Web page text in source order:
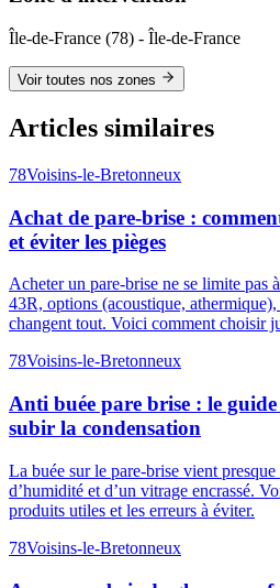
Île-de-France (78) - Île-de-France
Voir toutes nos zones
Articles similaires
78Voisins-le-Bretonneux
Achat de pare-brise :
et éviter les pièges
Acheter un pare-brise ne se limite pas
43R, options (acoustique,
changent tout. Voici comment choisir
78Voisins-le-Bretonneux
Anti buée pare brise : le
subir la condensation
La buée sur le pare-brise vient
d’humidité et d’un vitrage encrassé.
produits utiles et les erreurs à éviter.
78Voisins-le-Bretonneux